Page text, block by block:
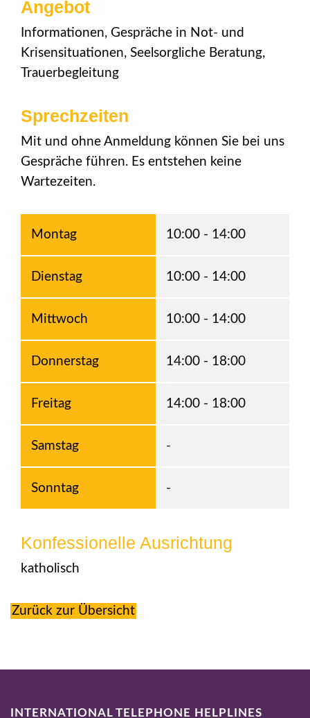
Angebot
Informationen, Gespräche in Not- und
Krisensituationen, Seelsorgliche Beratung,
Trauerbegleitung
Sprechzeiten
Mit und ohne Anmeldung können Sie bei uns
Gespräche führen. Es entstehen keine
Wartezeiten.
Montag 10:00 - 14:00
Dienstag 10:00 - 14:00
Mittwoch 10:00 - 14:00
Donnerstag 14:00 - 18:00
Freitag 14:00 - 18:00
Samstag -
Sonntag -
Konfessionelle Ausrichtung
katholisch
Zurück zur Übersicht
INTERNATIONAL TELEPHONE HELPLINES